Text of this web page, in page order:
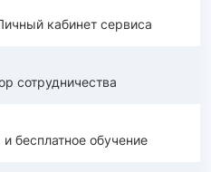
кабинет сервиса
сотрудничества
бесплатное обучение